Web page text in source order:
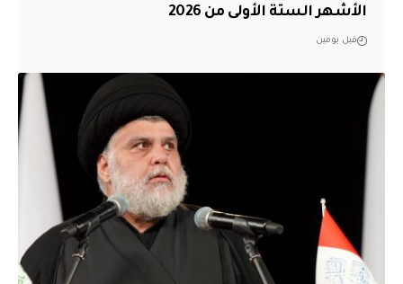
الأشهر الستة الأولى من 2026
قبل يومين